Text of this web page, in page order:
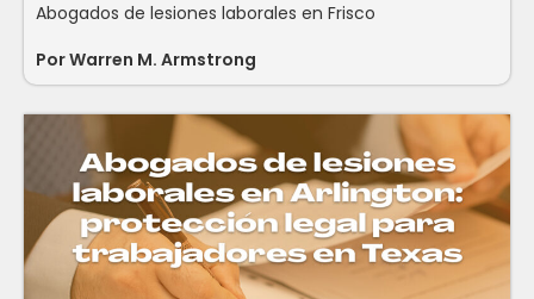
Abogados de lesiones laborales en Frisco
PorWarren M. Armstrong